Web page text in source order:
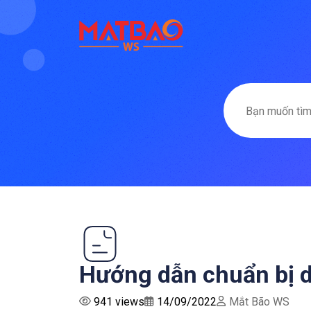
Hướng dẫn chuẩn bị
941 views 14/09/2022 Mắt Bão WS